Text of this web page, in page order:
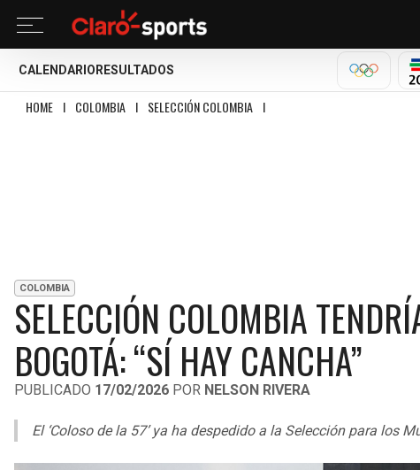
CALENDARIO RESULTADOS
MILANO
HOME I COLOMBIA I SELECCIÓN COLOMBIA I
COLOMBIA
SELECCIÓN COLOMBIA
BOGOTÁ: “SÍ HAY CANCHA”
PUBLICADO 17/02/2026 POR NELSON RIVERA
El ‘Coloso de la 57’ ya ha despedido a la Selección para los